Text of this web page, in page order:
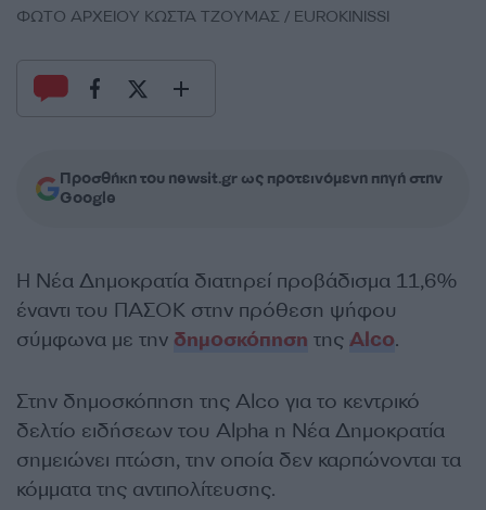
ΦΩΤΟ ΑΡΧΕΙΟΥ ΚΩΣΤΑ ΤΖΟΥΜΑΣ / EUROKINISSI
Προσθήκη του newsit.gr ως προτεινόμενη πηγή στην
Google
Η Νέα Δημοκρατία διατηρεί προβάδισμα 11,6%
έναντι του ΠΑΣΟΚ στην πρόθεση ψήφου
σύμφωνα με την δημοσκόπηση της Alco.
Στην δημοσκόπηση της Alco για το κεντρικό
δελτίο ειδήσεων του Alpha η Νέα Δημοκρατία
σημειώνει πτώση, την οποία δεν καρπώνονται τα
κόμματα της αντιπολίτευσης.